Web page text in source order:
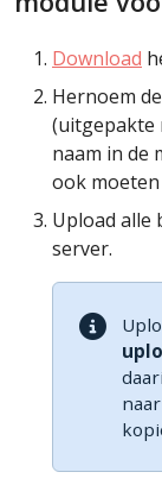
Download
Hernoem
(uitgepakte
naam in de
ook
Upload alle
server.